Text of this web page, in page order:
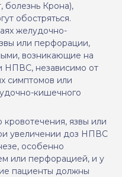
болезнь Крона),
обостряться.
желудочно-
или перфорации,
возникающие на
НПВС, независимо от
симптомов или
кишечного
язвы или
увеличении доз НПВС
особенно
или перфорацией, и у
пациенты должны